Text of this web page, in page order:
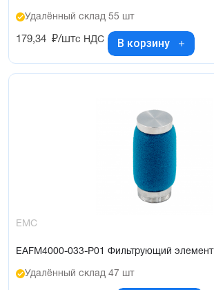
Удалённый склад 55 шт
179,34 ₽/штс НДС В корзину
EMC
EAFM4000-033-P01 Фильтрующий элемент
Удалённый склад 47 шт